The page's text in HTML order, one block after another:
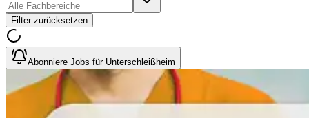
Filter zurücksetzen
Abonniere Jobs für Unterschleißheim